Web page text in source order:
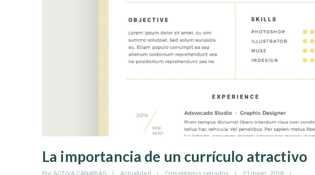
La importancia de un currículo atractivo
Por ACTIVA CANARIAS | Actualidad | Comentarios cerrados | 31 mayo, 2018 |